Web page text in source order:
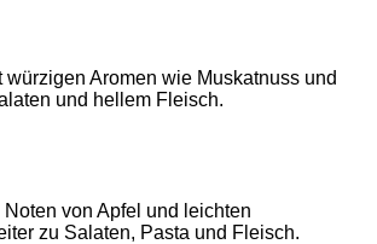
Aromen wie Muskatnuss und
und hellem Fleisch.
von Apfel und leichten
zu Salaten, Pasta und Fleisch.